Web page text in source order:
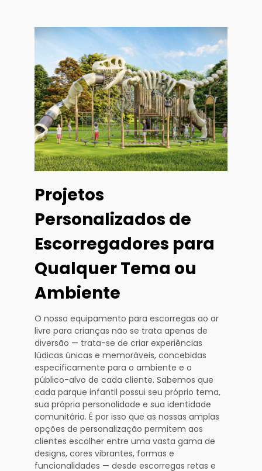
Projetos
Personalizados de
Escorregadores para
Qualquer Tema ou
Ambiente
O nosso equipamento para escorregas ao ar
livre para crianças não se trata apenas de
diversão — trata-se de criar experiências
lúdicas únicas e memoráveis, concebidas
especificamente para o ambiente e o
público-alvo de cada cliente. Sabemos que
cada parque infantil possui seu próprio tema,
sua própria personalidade e sua identidade
comunitária. É por isso que as nossas amplas
opções de personalização permitem aos
clientes escolher entre uma vasta gama de
designs, cores vibrantes, formas e
funcionalidades — desde escorregas retas e